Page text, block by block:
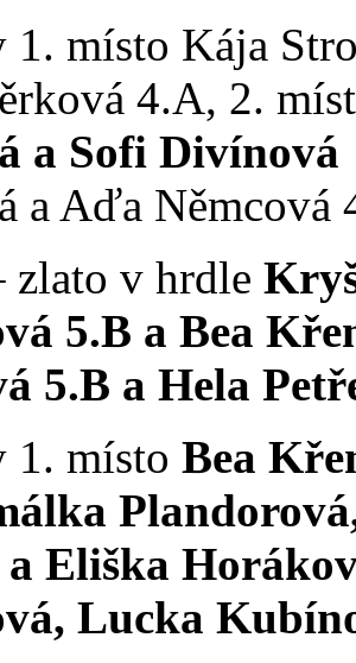
1. místo Kája
4.A, 2.
a Sofi
a Aďa Němcová
zlato v hrdle
5.B a Bea
5.B a Hela
1. místo Bea
Eliška
Lucka